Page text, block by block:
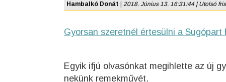
Hambalkó Donát 2018. Június 13. 16:31:44 | Utolsó
Gyorsan szeretnél értesülni a
Egyik ifjú olvasónkat megihlette az új
nekünk remekművét.